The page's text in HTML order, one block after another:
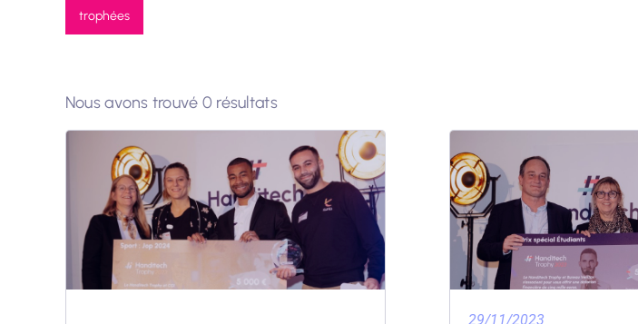
trophées
Nous avons trouvé 0 résultats
29/11/2023